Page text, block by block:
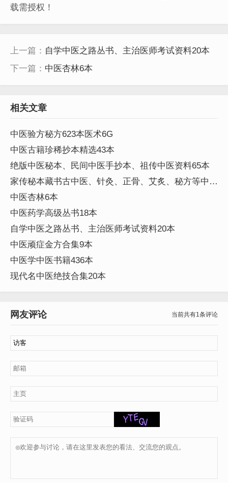
载需授权！
上一篇： 自学中医之路丛书、主治医师考试资料20本
下一篇： 中医杏林6本
相关文章
中医验方秘方623本医术6G
中医古籍珍稀抄本精选43本
绝版中医秘本、民间中医手抄本、祖传中医资料65本
家传秘本藏书古中医、针灸、正骨、艾炙、秘方等中医
资料245本
中医杏林6本
中医药学高级丛书18本
自学中医之路丛书、主治医师考试资料20本
中医顽症金方合集9本
中医学中医书籍436本
现代名中医绝技合集20本
网友评论 当前共有1条评论